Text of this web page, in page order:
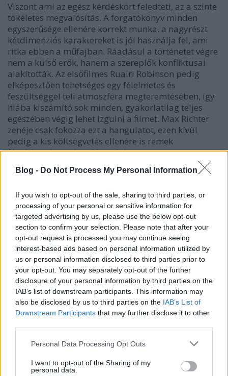
Blog - Do Not Process My Personal Information
If you wish to opt-out of the sale, sharing to third parties, or
processing of your personal or sensitive information for
targeted advertising by us, please use the below opt-out
section to confirm your selection. Please note that after your
opt-out request is processed you may continue seeing
interest-based ads based on personal information utilized by
us or personal information disclosed to third parties prior to
your opt-out. You may separately opt-out of the further
disclosure of your personal information by third parties on the
IAB’s list of downstream participants. This information may
also be disclosed by us to third parties on the IAB’s List of
Downstream Participants that may further disclose it to other
Please note that this website/app uses one or more Google
not limited to your visit or usage behaviour. You may click to
grant or deny consent to Google and its third-party tags to
Personal Data Processing Opt Outs
I want to opt-out of the Sharing of my
personal data.
Viszont ami az egész kérdéskört feledteti, az a szinte
tökéletes megvalósítás. A forgatókönyv minden
egyszerűsége ellenére korrekt munka, a nagyrészt
kétdimenziós karaktereket is jól használja fel, ami
ritka ebben a műfajban. Ráadásul a történetet végre
nem a külső erők, hanem a szereplők konfliktusai
alakították. Az elsőfilmes Ruairi Robinson pedig
elképesztően tehetséges egy félelmetes és
feszültséggel teli atmoszféra megteremtésében, így
hiába kiszámító sok minden, gyakorlatilag teljes
egészében végig lehet izgulni a filmet. Max Richter
zenéje csak fokozza ezt a hangulatot, ezen kívül
pedig a kis költségvetés ellenére is remek
fényképezést tudom kiemelni.
Ennek a produkciónak tehát tényleg csak az az
már semmi újat nem tud mutatni. Pedig színvonal
alapján bőven lehetne a nagy klasszikusokkal egy
lapon emlegetni, és ha tulajdonképpen sikerül
félretenni megtekintés közben azt az apró érzést,
hogy ezt már láttuk valahol, egészen jó szórakozást
tud nyújtani.
8/10
Címkék:horror sci-fi thriller filmkritikák